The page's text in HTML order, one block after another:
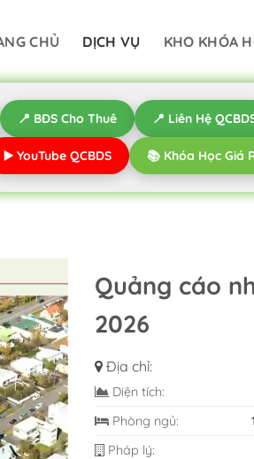
CHỦ DỊCH VỤ KHO KHÓA
📍 BĐS Cho Thuê 📍 Liên Hệ
▶️ YouTube QCBDS 📚 Khóa Học Giá
Quảng cáo
2026
Địa chỉ:
Diện tích:
Phòng ngủ:
Pháp lý: